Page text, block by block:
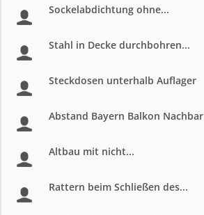
Sockelabdichtung ohne...
Stahl in Decke durchbohren...
Steckdosen unterhalb Auflager
Abstand Bayern Balkon Nachbar
Altbau mit nicht...
Rattern beim Schließen des...